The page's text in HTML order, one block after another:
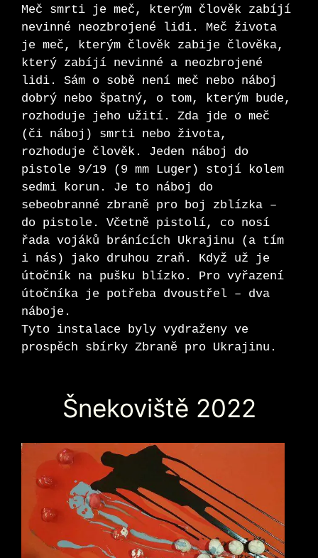
Meč smrti je meč, kterým člověk zabíjí
nevinné neozbrojené lidi. Meč života
je meč, kterým člověk zabije člověka,
který zabíjí nevinné a neozbrojené
lidi. Sám o sobě není meč nebo náboj
dobrý nebo špatný, o tom, kterým bude,
rozhoduje jeho užití. Zda jde o meč
(či náboj) smrti nebo života,
rozhoduje člověk. Jeden náboj do
pistole 9/19 (9 mm Luger) stojí kolem
sedmi korun. Je to náboj do
sebeobranné zbraně pro boj zblízka –
do pistole. Včetně pistolí, co nosí
řada vojáků bránících Ukrajinu (a tím
i nás) jako druhou zraň. Když už je
útočník na pušku blízko. Pro vyřazení
útočníka je potřeba dvoustřel – dva
náboje.
Tyto instalace byly vydraženy ve
prospěch sbírky Zbraně pro Ukrajinu.
Šnekoviště 2022